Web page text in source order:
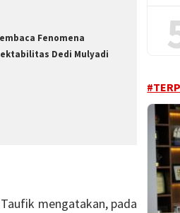
Fenomena
Dedi Mulyadi
mengatakan, pada